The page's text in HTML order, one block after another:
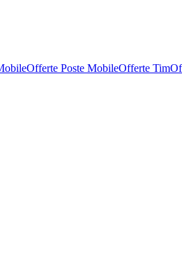
Offerte Poste MobileOfferte Tim